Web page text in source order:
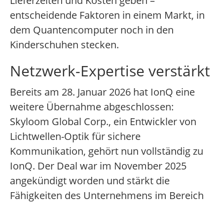
entscheidende Faktoren in einem Markt, in
dem Quantencomputer noch in den
Kinderschuhen stecken.
Netzwerk-Expertise verstärkt
Bereits am 28. Januar 2026 hat IonQ eine
weitere Übernahme abgeschlossen:
Skyloom Global Corp., ein Entwickler von
Lichtwellen-Optik für sichere
Kommunikation, gehört nun vollständig zu
IonQ. Der Deal war im November 2025
angekündigt worden und stärkt die
Fähigkeiten des Unternehmens im Bereich